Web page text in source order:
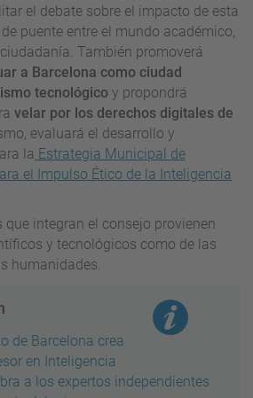
el debate sobre el impacto de esta
puente entre el mundo académico,
También promoverá
a Barcelona como ciudad
tecnológico y propondrá
velar por los derechos digitales de
evaluará el desarrollo y
la Estrategia Municipal de
el Impulso Ético de la Inteligencia
que integran el consejo provienen
y tecnológicos como de las
humanidades.
de Barcelona crea
en Inteligencia
a los expertos independientes